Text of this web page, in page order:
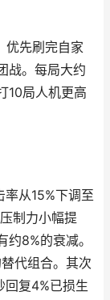
优先刷完自家
战。每局大约
10局人机更高
率从15%下调至
制力小幅提
8%的衰减。
代组合。其次
回复4%已损生